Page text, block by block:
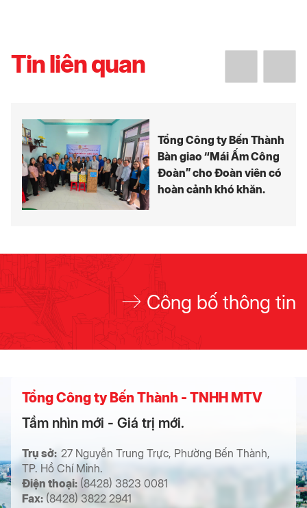
Tin liên quan
Tổng Công ty Bến Thành
Bàn giao “Mái Ấm Công
Đoàn” cho Đoàn viên có
hoàn cảnh khó khăn.
Công bố thông tin
Tổng Công ty Bến Thành - TNHH MTV
Tầm nhìn mới - Giá trị mới.
Trụ sở: 27 Nguyễn Trung Trực, Phường Bến Thành,
TP. Hồ Chí Minh.
Điện thoại: (8428) 3823 0081
Fax:(8428) 3822 2941